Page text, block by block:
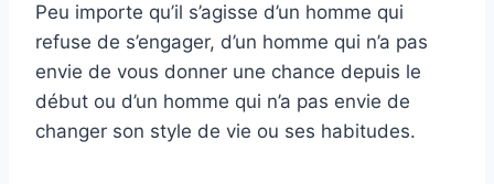
Peu importe qu’il s’agisse d’un homme qui
refuse de s’engager, d’un homme qui n’a pas
envie de vous donner une chance depuis le
début ou d’un homme qui n’a pas envie de
changer son style de vie ou ses habitudes.